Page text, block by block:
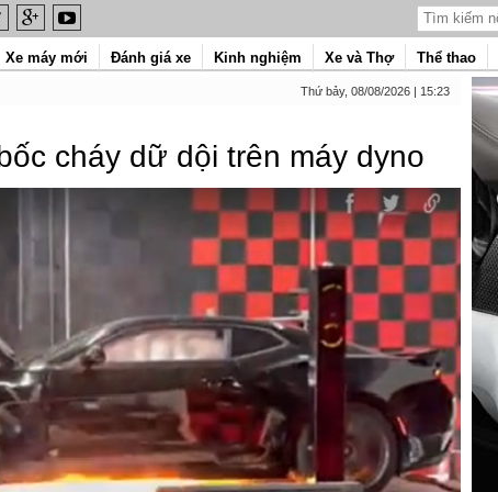
Xe máy mới Đánh giá xe Kinh nghiệm Xe và Thợ Thể thao
Thứ bảy, 08/08/2026 | 15:23
cháy dữ dội trên máy dyno